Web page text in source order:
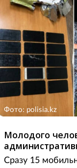
Фото: polisia.kz
Молодого
Сразу 15